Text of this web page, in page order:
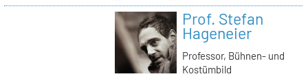
Prof. Stefan
Hageneier
Professor, Bühnen- und
Kostümbild